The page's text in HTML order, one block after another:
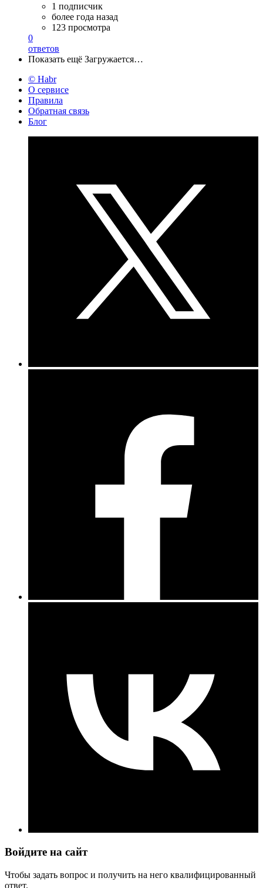
1 подписчик
более года назад
123 просмотра
0
ответов
Показать ещё Загружается…
© Habr
О сервисе
Правила
Обратная связь
Блог
Войдите на сайт
Чтобы задать вопрос и получить на него квалифицированный
ответ.